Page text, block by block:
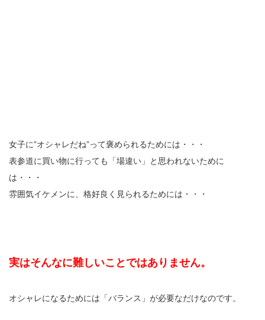
女子に”オシャレだね”って褒められるためには・・・
表参道に買い物に行っても「場違い」と思われないために
は・・・
雰囲気イケメンに、格好良く見られるためには・・・
実はそんなに難しいことではありません。
オシャレになるためには「バランス」が必要なだけなのです。